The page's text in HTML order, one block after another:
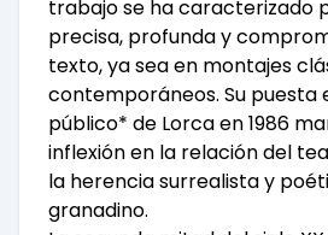
trabajo se ha caracterizado
precisa, profunda y
texto, ya sea en montajes
contemporáneos. Su puesta
público* de Lorca en 1986
inflexión en la relación del
la herencia surrealista y
granadino.